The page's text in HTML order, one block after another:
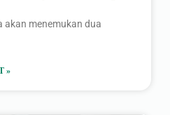
akan menemukan dua
»